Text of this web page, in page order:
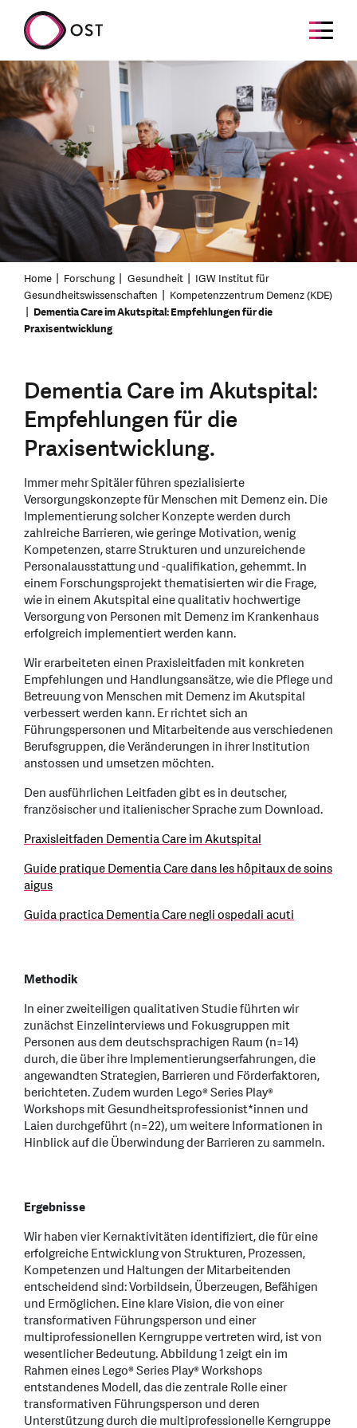
Home Forschung Gesundheit
IGW Institut für
Gesundheitswissenschaften
Kompetenzzentrum Demenz (KDE)
Dementia Care im Akutspital: Empfehlungen für die
Praxisentwicklung
Dementia Care im Akutspital:
Empfehlungen für die
Praxisentwicklung.
Immer mehr Spitäler führen spezialisierte
Versorgungskonzepte für Menschen mit Demenz ein. Die
Implementierung solcher Konzepte werden durch
zahlreiche Barrieren, wie geringe Motivation, wenig
Kompetenzen, starre Strukturen und unzureichende
Personalausstattung und -qualifikation, gehemmt. In
einem Forschungsprojekt thematisierten wir die Frage,
wie in einem Akutspital eine qualitativ hochwertige
Versorgung von Personen mit Demenz im Krankenhaus
erfolgreich implementiert werden kann.
Wir erarbeiteten einen Praxisleitfaden mit konkreten
Empfehlungen und Handlungsansätze, wie die Pflege und
Betreuung von Menschen mit Demenz im Akutspital
verbessert werden kann. Er richtet sich an
Führungspersonen und Mitarbeitende aus verschiedenen
Berufsgruppen, die Veränderungen in ihrer Institution
anstossen und umsetzen möchten.
Den ausführlichen Leitfaden gibt es in deutscher,
französischer und italienischer Sprache zum Download.
Praxisleitfaden Dementia Care im Akutspital
Guide pratique Dementia Care dans les hôpitaux de soins
aigus
Guida practica Dementia Care negli ospedali acuti
Methodik
In einer zweiteiligen qualitativen Studie führten wir
zunächst Einzelinterviews und Fokusgruppen mit
Personen aus dem deutschsprachigen Raum (n=14)
durch, die über ihre Implementierungserfahrungen, die
angewandten Strategien, Barrieren und Förderfaktoren,
berichteten. Zudem wurden Lego® Series Play®
Workshops mit Gesundheitsprofessionist*innen und
Laien durchgeführt (n=22), um weitere Informationen in
Hinblick auf die Überwindung der Barrieren zu sammeln.
Ergebnisse
Wir haben vier Kernaktivitäten identifiziert, die für eine
erfolgreiche Entwicklung von Strukturen, Prozessen,
Kompetenzen und Haltungen der Mitarbeitenden
entscheidend sind: Vorbildsein, Überzeugen, Befähigen
und Ermöglichen. Eine klare Vision, die von einer
transformativen Führungsperson und einer
multiprofessionellen Kerngruppe vertreten wird, ist von
wesentlicher Bedeutung. Abbildung 1 zeigt ein im
Rahmen eines Lego® Series Play® Workshops
entstandenes Modell, das die zentrale Rolle einer
transformativen Führungsperson und deren
Unterstützung durch die multiprofessionelle Kerngruppe